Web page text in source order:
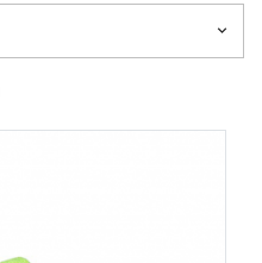
keyboard_arrow_down